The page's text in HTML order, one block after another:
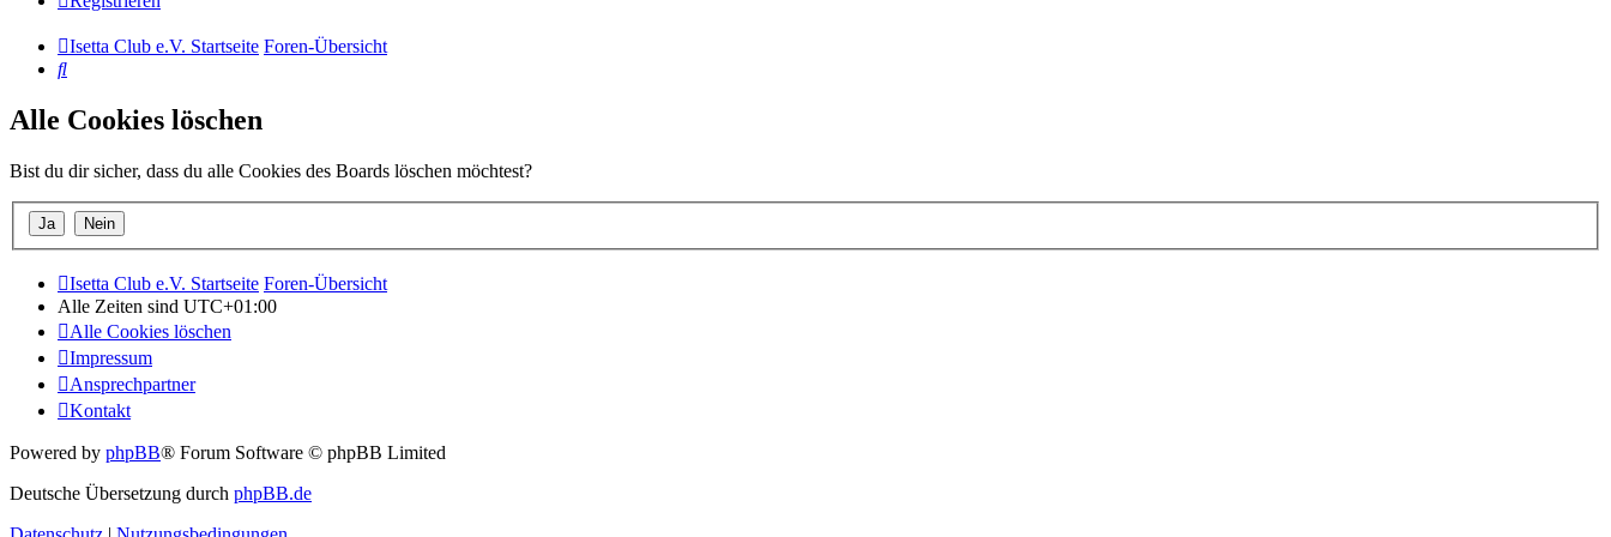
Isetta Club e.V. Startseite Foren-Übersicht
Suche
Alle Cookies löschen
Bist du dir sicher, dass du alle Cookies des Boards löschen möchtest?
Isetta Club e.V. Startseite Foren-Übersicht
Alle Zeiten sind UTC+01:00
Alle Cookies löschen
Impressum
Ansprechpartner
Kontakt
Powered by phpBB® Forum Software © phpBB Limited
Deutsche Übersetzung durch phpBB.de